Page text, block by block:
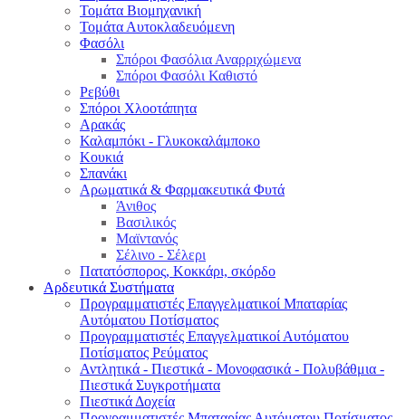
Τομάτα Βιομηχανική
Τομάτα Αυτοκλαδευόμενη
Φασόλι
Σπόροι Φασόλια Αναρριχώμενα
Σπόροι Φασόλι Καθιστό
Ρεβύθι
Σπόροι Χλοοτάπητα
Αρακάς
Καλαμπόκι - Γλυκοκαλάμποκο
Κουκιά
Σπανάκι
Αρωματικά & Φαρμακευτικά Φυτά
Άνιθος
Βασιλικός
Μαϊντανός
Σέλινο - Σέλερι
Πατατόσπορος, Κοκκάρι, σκόρδο
Αρδευτικά Συστήματα
Προγραμματιστές Επαγγελματικοί Μπαταρίας
Αυτόματου Ποτίσματος
Προγραμματιστές Επαγγελματικοί Αυτόματου
Ποτίσματος Ρεύματος
Αντλητικά - Πιεστικά - Μονοφασικά - Πολυβάθμια -
Πιεστικά Συγκροτήματα
Πιεστικά Δοχεία